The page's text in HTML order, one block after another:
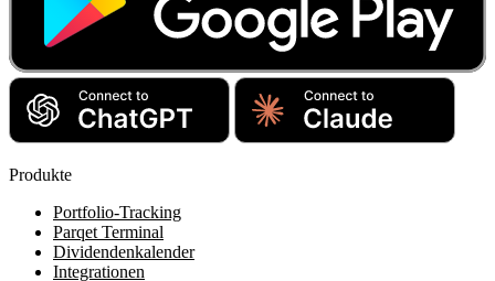
Produkte
Portfolio-Tracking
Parqet Terminal
Dividendenkalender
Integrationen